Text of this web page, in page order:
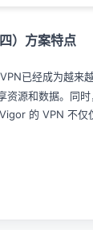
） 方案特点
已经成为越来
资源和数据。同
的 VPN 不仅